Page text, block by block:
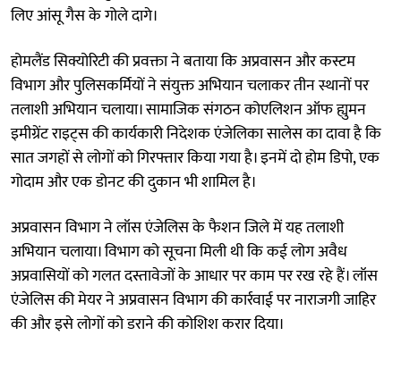
लिए आंसू गैस के गोले दागे।
होमलैंड सिक्योरिटी की प्रवक्ता ने बताया कि अप्रवासन और कस्टम
विभाग और पुलिसकर्मियों ने संयुक्त अभियान चलाकर तीन स्थानों पर
तलाशी अभियान चलाया। सामाजिक संगठन कोएलिशन ऑफ ह्युमन
इमीग्रेंट राइट्स की कार्यकारी निदेशक एंजेलिका सालेस का दावा है कि
सात जगहों से लोगों को गिरफ्तार किया गया है। इनमें दो होम डिपो, एक
गोदाम और एक डोनट की दुकान भी शामिल है।
अप्रवासन विभाग ने लॉस एंजेलिस के फैशन जिले में यह तलाशी
अभियान चलाया। विभाग को सूचना मिली थी कि कई लोग अवैध
अप्रवासियों को गलत दस्तावेजों के आधार पर काम पर रख रहे हैं। लॉस
एंजेलिस की मेयर ने अप्रवासन विभाग की कार्रवाई पर नाराजगी जाहिर
की और इसे लोगों को डराने की कोशिश करार दिया।